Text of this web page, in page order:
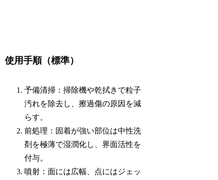
使用手順（標準）
予備清掃：掃除機や乾拭きで粒子
汚れを除去し、擦過傷の原因を減
らす。
前処理：固着が強い部位は中性洗
剤を極薄で湿潤化し、界面活性を
付与。
噴射：面には広幅、点にはジェッ